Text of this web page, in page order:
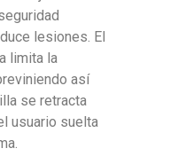
lesiones. El
limita la
así
se retracta
usuario suelta